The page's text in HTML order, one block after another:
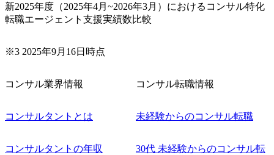
新2025年度（2025年4月~2026年3月）におけるコンサル特化
転職エージェント支援実績数比較
※3 2025年9月16日時点
コンサル業界情報
コンサルタントとは
コンサルタントの年収
コンサル転職情報
未経験からのコンサル転職
30代 未経験からのコンサル転